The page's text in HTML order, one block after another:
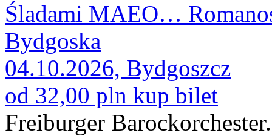
Śladami MAEO…
Bydgoska
04.10.2026, Bydgoszcz
od 32,00 pln kup bilet
Freiburger